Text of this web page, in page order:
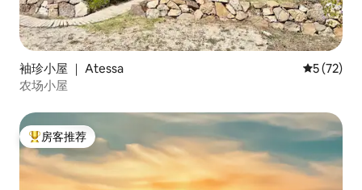
袖珍小屋 ｜ Atessa 平均评分
5 (72)
农场小屋
热门「房客推荐」
房客推荐